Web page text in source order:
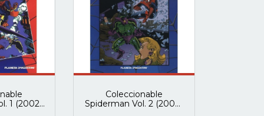
1 (2002-
Coleccionable
Spiderman Vol. 2 (2004)